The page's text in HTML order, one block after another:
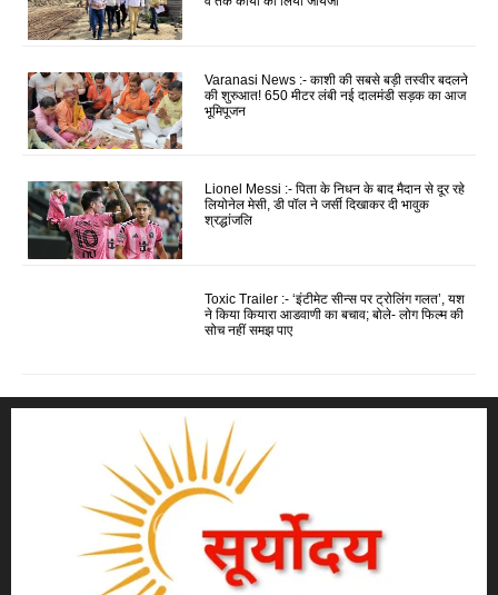
Varanasi News :- काशी की सबसे बड़ी तस्वीर बदलने
की शुरुआत! 650 मीटर लंबी नई दालमंडी सड़क का आज
भूमिपूजन
Lionel Messi :- पिता के निधन के बाद मैदान से दूर रहे
लियोनेल मेसी, डी पॉल ने जर्सी दिखाकर दी भावुक
श्रद्धांजलि
Toxic Trailer :- ‘इंटीमेट सीन्स पर ट्रोलिंग गलत’, यश
ने किया कियारा आडवाणी का बचाव; बोले- लोग फिल्म की
सोच नहीं समझ पाए